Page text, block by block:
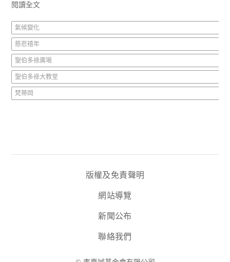
閱讀全文
氣候變化
慈悲禧年
聖伯多祿廣場
聖伯多祿大教堂
梵蒂岡
版權及免責聲明
網站導覽
新聞公布
聯絡我們